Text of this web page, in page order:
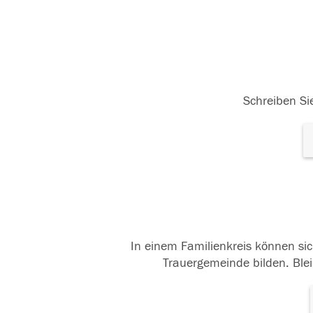
Schreiben
In einem Familienkreis können
Trauergemeinde bilden.